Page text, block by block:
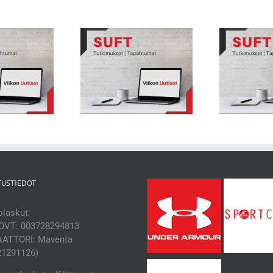
Uutiset 231: Nuorten
biologisessa
suuria eroja
Viikon Uutiset 230: Juoksu
yhteydessä selän välilevyjen
terveyteen
003728294813
Maventa